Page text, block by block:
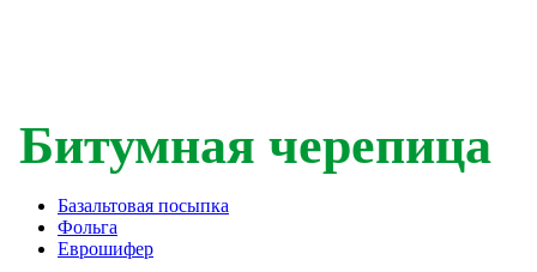
Битумная черепица
Базальтовая посыпка
Фольга
Еврошифер